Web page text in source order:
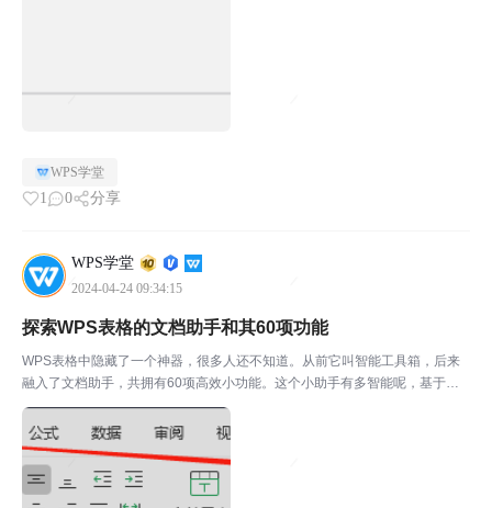
WPS学堂
1 0 分享
WPS学堂
2024-04-24 09:34:15
探索WPS表格的文档助手和其60项功能
WPS表格中隐藏了一个神器，很多人还不知道。从前它叫智能工具箱，后来
融入了文档助手，共拥有60项高效小功能。这个小助手有多智能呢，基于大
数据，把你最常用的一些表格小技巧汇总。从前你需要学习技巧才能掌握的一
些表格功能，以后使用小助手即可一键完成。小声说，文末...